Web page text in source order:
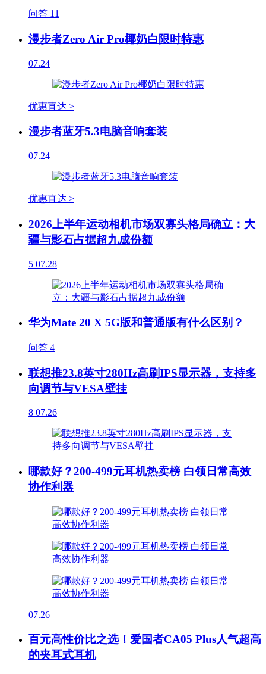
问答 11
漫步者Zero Air Pro椰奶白限时特惠
07.24
优惠直达 >
漫步者蓝牙5.3电脑音响套装
07.24
优惠直达 >
2026上半年运动相机市场双寡头格局确立：大
疆与影石占据超九成份额
5 07.28
华为Mate 20 X 5G版和普通版有什么区别？
问答 4
联想推23.8英寸280Hz高刷IPS显示器，支持多
向调节与VESA壁挂
8 07.26
哪款好？200-499元耳机热卖榜 白领日常高效
协作利器
07.26
百元高性价比之选！爱国者CA05 Plus人气超高
的夹耳式耳机